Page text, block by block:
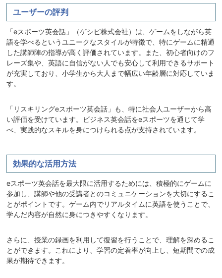
ユーザーの評判
「eスポーツ英会話」（ゲシピ株式会社）は、ゲームをしながら英
語を学べるというユニークなスタイルが特徴で、特にゲームに精通
した講師陣の指導が高く評価されています。また、初心者向けのフ
レーズ集や、英語に自信がない人でも安心して利用できるサポート
が充実しており、小学生から大人まで幅広い年齢層に対応していま
す。
「リスキリングeスポーツ英会話」も、特に社会人ユーザーから高
い評価を受けています。ビジネス英会話をeスポーツを通じて学
べ、実践的なスキルを身につけられる点が支持されています。
効果的な活用方法
eスポーツ英会話を最大限に活用するためには、積極的にゲームに
参加し、講師や他の受講者とのコミュニケーションを大切にするこ
とがポイントです。ゲーム内でリアルタイムに英語を使うことで、
学んだ内容が自然に身につきやすくなります。
さらに、授業の録画を利用して復習を行うことで、理解を深めるこ
とができます。これにより、学習の定着率が向上し、短期間での成
果が期待できます。